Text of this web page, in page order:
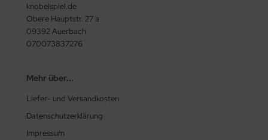
knobelspiel.de
Obere Hauptstr. 27 a
09392 Auerbach
070073837276
Mehr über...
Liefer- und Versandkosten
Datenschutzerklärung
Impressum